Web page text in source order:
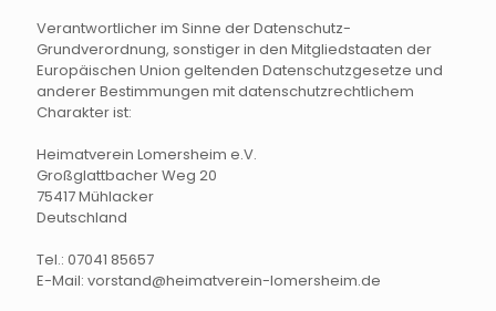
Verantwortlicher im Sinne der Datenschutz-
Grundverordnung, sonstiger in den Mitgliedstaaten der
Europäischen Union geltenden Datenschutzgesetze und
anderer Bestimmungen mit datenschutzrechtlichem
Charakter ist:
Heimatverein Lomersheim e.V.
Großglattbacher Weg 20
75417 Mühlacker
Deutschland
Tel.: 07041 85657
E-Mail: vorstand@heimatverein-lomersheim.de